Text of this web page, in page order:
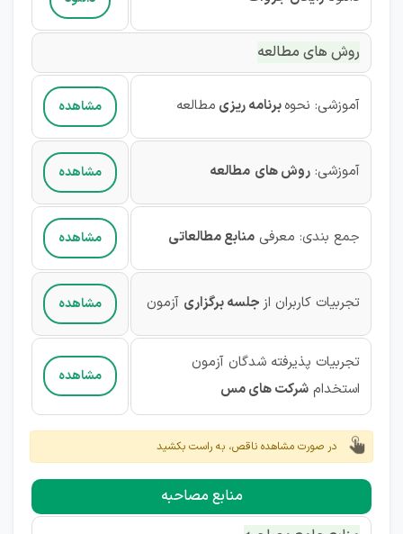
روش های مطالعه
آموزشی: نحوهبرنامه ریزی مطالعه مشاهده
آموزشی: روش های مطالعه مشاهده
جمع بندی: معرفی منابع مطالعاتی مشاهده
تجربیات کاربران از جلسه برگزاری آزمون‌ مشاهده
تجربیات پذیرفته شدگان آزمون‌
استخدام شرکت های مس
مشاهده
در صورت مشاهده ناقص، به راست بکشید
منابع مصاحبه